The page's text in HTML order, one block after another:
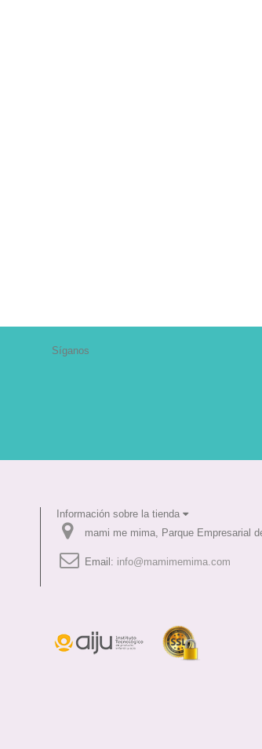
Síganos
Información sobre la tienda
mami me mima, Parque Empresarial
Email: info@mamimemima.com